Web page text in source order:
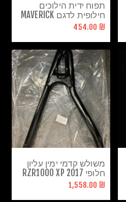
תפוח ידית הילוכים
חילופית לדגם MAVERICK
X3
₪ 454.00
משולש קדמי ימין עליון
חלופי RZR1000 XP 2017
₪ 1,558.00